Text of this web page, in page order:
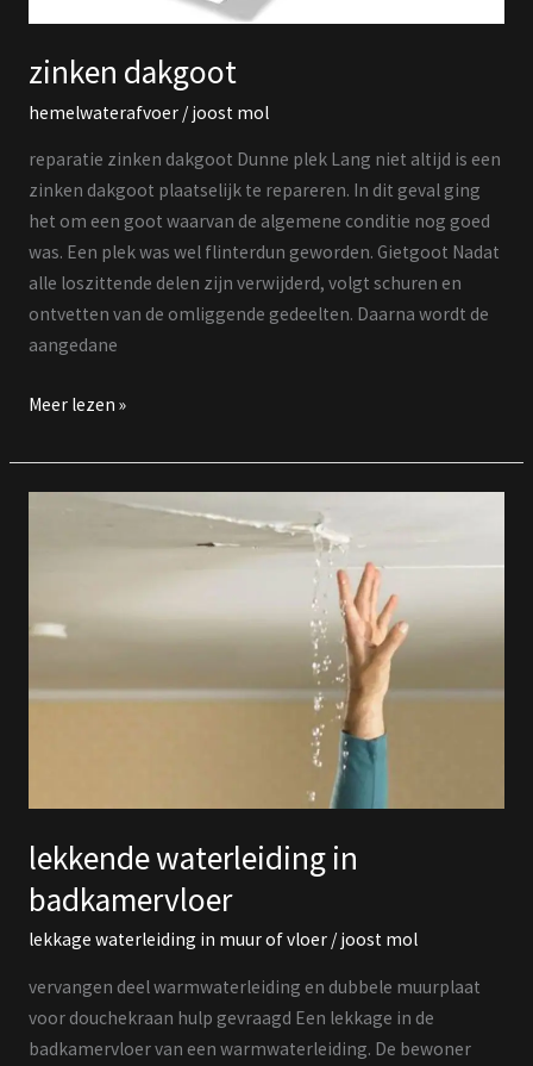
zinken dakgoot
hemelwaterafvoer/ joost mol
reparatie zinken dakgoot Dunne plek Lang niet altijd is een
zinken dakgoot plaatselijk te repareren. In dit geval ging
het om een goot waarvan de algemene conditie nog goed
was. Een plek was wel flinterdun geworden. Gietgoot Nadat
alle loszittende delen zijn verwijderd, volgt schuren en
ontvetten van de omliggende gedeelten. Daarna wordt de
aangedane
Meer lezen »
lekkende waterleiding in
badkamervloer
lekkage waterleiding in muur of vloer/ joost mol
vervangen deel warmwaterleiding en dubbele muurplaat
voor douchekraan hulp gevraagd Een lekkage in de
badkamervloer van een warmwaterleiding. De bewoner